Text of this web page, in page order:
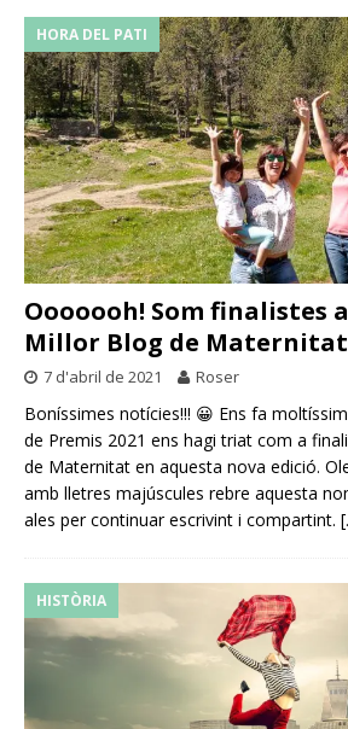
HORA DEL PATI
Ooooooh! Som finalistes
Millor Blog de Maternitat
7 d'abril de 2021 Roser
Boníssimes notícies!!! 😀 Ens fa
de Premis 2021 ens hagi triat com a
de Maternitat en aquesta nova edició.
amb lletres majúscules rebre aquesta
ales per continuar escrivint i compartint.
HISTÒRIA